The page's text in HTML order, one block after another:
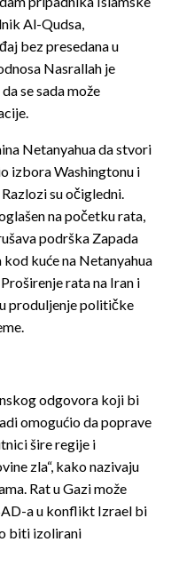
Al-Qudsa,
bez presedana u
Nasrallah je
se sada može
Netanyahua da stvori
izbora Washingtonu i
su očigledni.
na početku rata,
podrška Zapada
kuće na Netanyahua
rata na Iran i
produljenje političke
odgovora koji bi
omogućio da poprave
šire regije i
zla“, kako nazivaju
Rat u Gazi može
a u konflikt Izrael bi
biti izolirani